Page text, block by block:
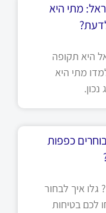
מתי היא
היא תקופה
מתי היא
כפפות
איך לבחור
לכם בטיחות